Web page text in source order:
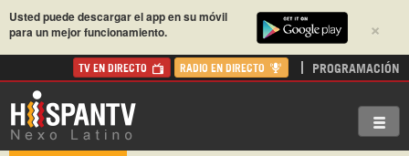
×
Usted puede descargar el app en su móvil
para un mejor funcionamiento.
TV EN DIRECTO RADIO EN DIRECTO PROGRAMACIÓN